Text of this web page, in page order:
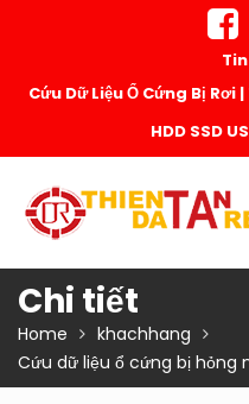
Cứu Dữ Liệu Ổ Cứng Bị
HDD SSD
Chi tiết
Home
khachhang
Cứu dữ liệu ổ cứng bị hỏng